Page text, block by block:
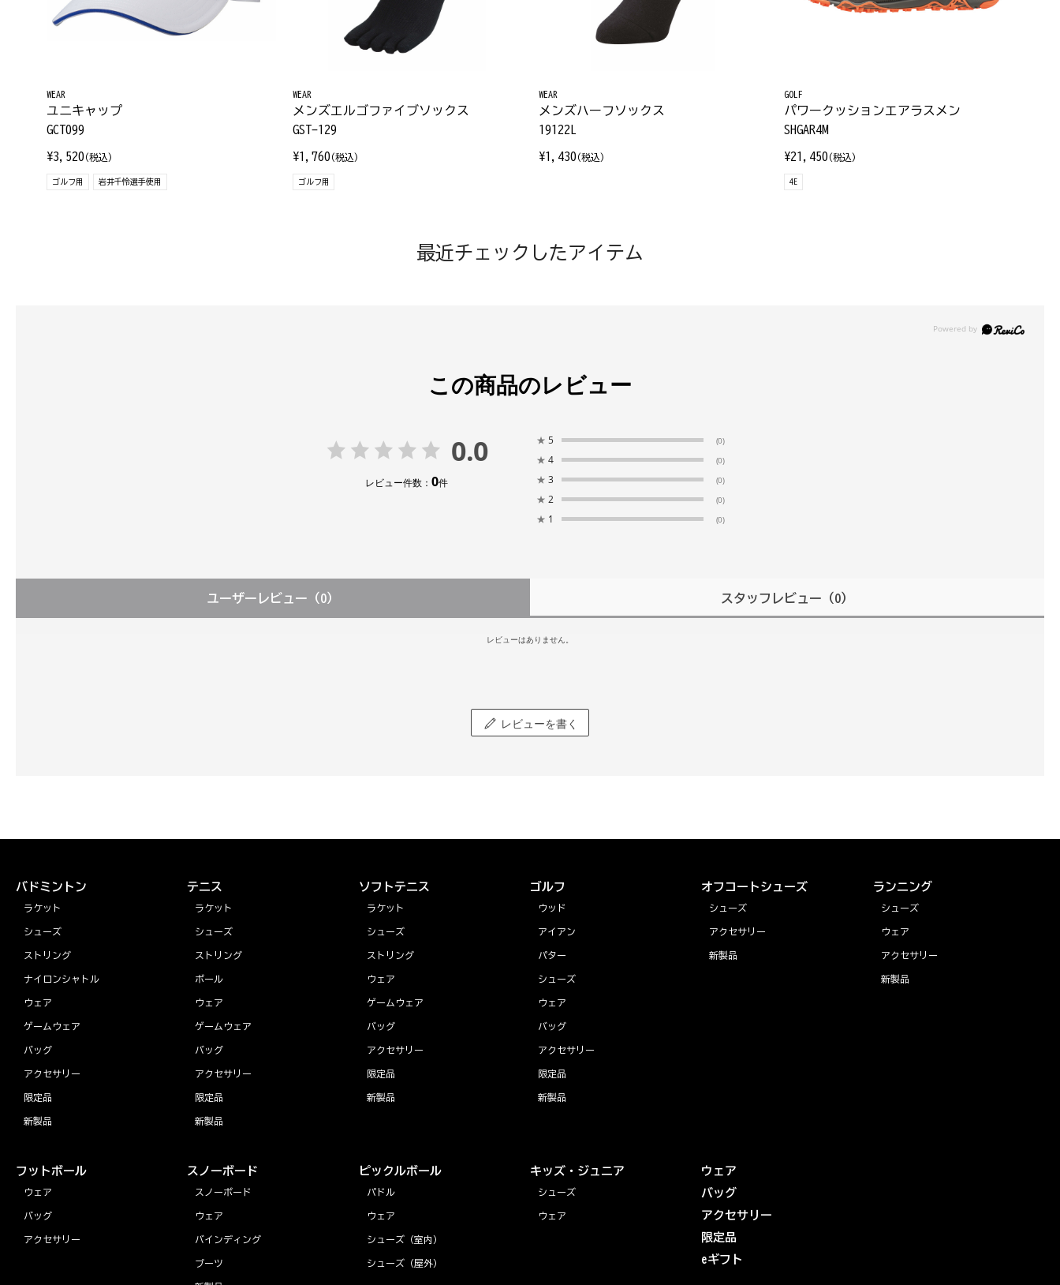
WEAR
ユニキャップ
GCT099
¥3,520 (税込)
ゴルフ用 岩井千怜選手使用
WEAR
メンズエルゴファイブソックス
GST-129
¥1,760 (税込)
ゴルフ用
WEAR
メンズハーフソックス
19122L
¥1,430 (税込)
GOLF
パワークッションエアラスメン
SHGAR4M
¥21,450 (税込)
4E
最近チェックしたアイテム
この商品のレビュー
0.0
レビュー件数： 0件
★ 5 (0)
★ 4 (0)
★ 3 (0)
★ 2 (0)
★ 1 (0)
ユーザーレビュー （0） スタッフレビュー （0）
レビューはありません。
レビューを書く
バドミントン
ラケット
シューズ
ストリング
ナイロンシャトル
ウェア
ゲームウェア
バッグ
アクセサリー
限定品
新製品
テニス
ラケット
シューズ
ストリング
ボール
ウェア
ゲームウェア
バッグ
アクセサリー
限定品
新製品
ソフトテニス
ラケット
シューズ
ストリング
ウェア
ゲームウェア
バッグ
アクセサリー
限定品
新製品
ゴルフ
ウッド
アイアン
パター
シューズ
ウェア
バッグ
アクセサリー
限定品
新製品
オフコートシューズ
シューズ
アクセサリー
新製品
ランニング
シューズ
ウェア
アクセサリー
新製品
フットボール
ウェア
バッグ
アクセサリー
スノーボード
スノーボード
ウェア
バインディング
ブーツ
ピックルボール
パドル
ウェア
シューズ（室内）
シューズ（屋外）
キッズ・ジュニア
シューズ
ウェア
ウェア
バッグ
アクセサリー
限定品
eギフト